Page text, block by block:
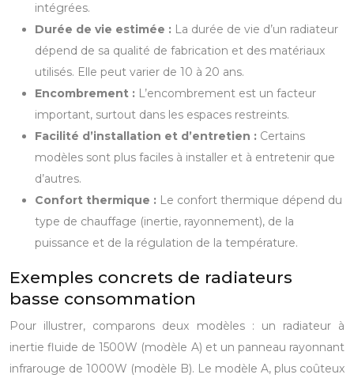
intégrées.
Durée de vie estimée : La durée de vie d’un radiateur
dépend de sa qualité de fabrication et des matériaux
utilisés. Elle peut varier de 10 à 20 ans.
Encombrement : L’encombrement est un facteur
important, surtout dans les espaces restreints.
Facilité d’installation et d’entretien : Certains
modèles sont plus faciles à installer et à entretenir que
d’autres.
Confort thermique : Le confort thermique dépend du
type de chauffage (inertie, rayonnement), de la
puissance et de la régulation de la température.
Exemples concrets de radiateurs
basse consommation
Pour illustrer, comparons deux modèles : un radiateur à
inertie fluide de 1500W (modèle A) et un panneau rayonnant
infrarouge de 1000W (modèle B). Le modèle A, plus coûteux